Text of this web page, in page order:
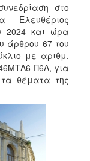
στο
Ελευθέριος
2024 και ώρα
άρθρου 67 του
με αριθμ.
Π6Λ, για
θέματα της